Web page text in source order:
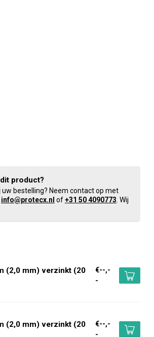
product?
bestelling? Neem contact op met
info@protecx.nl of+31 50 4090773 . Wij
(2,0 mm) verzinkt (20
€--,-
-
(2,0 mm) verzinkt (20
€--,-
-